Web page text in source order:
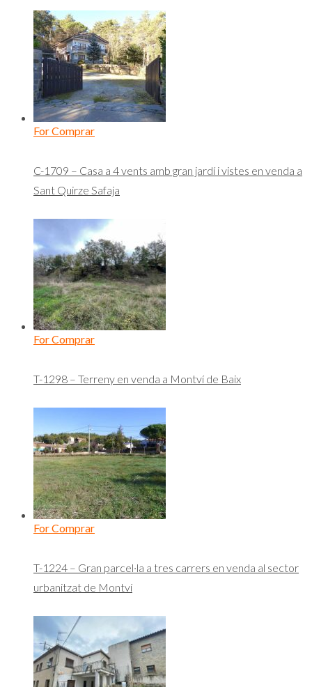
For Comprar
C-1709 – Casa a 4 vents amb gran jardí i vistes en venda a
Sant Quirze Safaja
For Comprar
T-1298 – Terreny en venda a Montví de Baix
For Comprar
T-1224 – Gran parcel·la a tres carrers en venda al sector
urbanitzat de Montví